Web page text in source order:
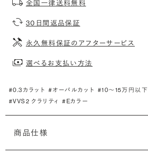
全国一律送料無料
30日間返品保証
永久無料保証のアフターサービス
選べるお支払い方法
#0.3カラット #オーバルカット #10〜15万円以下
#VVS2 クラリティ
#Eカラー
商品仕様